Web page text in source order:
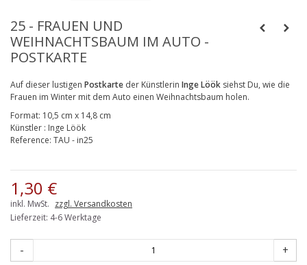
25 - FRAUEN UND
WEIHNACHTSBAUM IM AUTO -
POSTKARTE
Auf dieser lustigen Postkarte der Künstlerin Inge Löök siehst Du, wie die
Frauen im Winter mit dem Auto einen Weihnachtsbaum holen.
Format: 10,5 cm x 14,8 cm
Künstler : Inge Löök
Reference: TAU - in25
1,30 €
inkl. MwSt. zzgl. Versandkosten
Lieferzeit: 4-6 Werktage
- +